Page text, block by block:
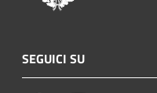
SEGUICI SU